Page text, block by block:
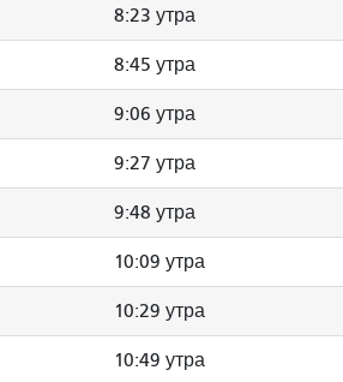
8:23 утра
8:45 утра
9:06 утра
9:27 утра
9:48 утра
10:09 утра
10:29 утра
10:49 утра